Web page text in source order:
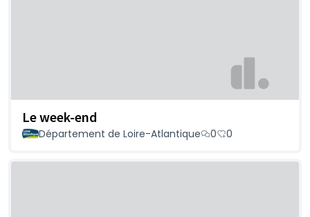
Le week-end
Département de Loire-Atlantique 0 0